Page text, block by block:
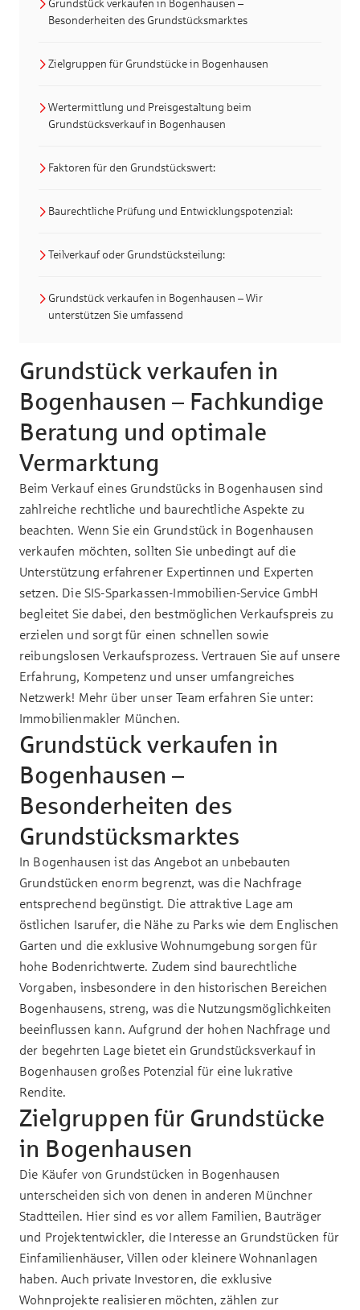
Grundstück verkaufen in Bogenhausen –
Besonderheiten des Grundstücksmarktes
Zielgruppen für Grundstücke in Bogenhausen
Wertermittlung und Preisgestaltung beim
Grundstücksverkauf in Bogenhausen
Faktoren für den Grundstückswert:
Baurechtliche Prüfung und Entwicklungspotenzial:
Teilverkauf oder Grundstücksteilung:
Grundstück verkaufen in Bogenhausen – Wir
unterstützen Sie umfassend
Grundstück verkaufen in
Bogenhausen – Fachkundige
Beratung und optimale
Vermarktung
Beim Verkauf eines Grundstücks in Bogenhausen sind
zahlreiche rechtliche und baurechtliche Aspekte zu
beachten. Wenn Sie ein Grundstück in Bogenhausen
verkaufen möchten, sollten Sie unbedingt auf die
Unterstützung erfahrener Expertinnen und Experten
setzen. Die SIS-Sparkassen-Immobilien-Service GmbH
begleitet Sie dabei, den bestmöglichen Verkaufspreis zu
erzielen und sorgt für einen schnellen sowie
reibungslosen Verkaufsprozess. Vertrauen Sie auf unsere
Erfahrung, Kompetenz und unser umfangreiches
Netzwerk! Mehr über unser Team erfahren Sie unter:
Immobilienmakler München.
Grundstück verkaufen in
Bogenhausen –
Besonderheiten des
Grundstücksmarktes
In Bogenhausen ist das Angebot an unbebauten
Grundstücken enorm begrenzt, was die Nachfrage
entsprechend begünstigt. Die attraktive Lage am
östlichen Isarufer, die Nähe zu Parks wie dem Englischen
Garten und die exklusive Wohnumgebung sorgen für
hohe Bodenrichtwerte. Zudem sind baurechtliche
Vorgaben, insbesondere in den historischen Bereichen
Bogenhausens, streng, was die Nutzungsmöglichkeiten
beeinflussen kann. Aufgrund der hohen Nachfrage und
der begehrten Lage bietet ein Grundstücksverkauf in
Bogenhausen großes Potenzial für eine lukrative
Rendite.
Zielgruppen für Grundstücke
in Bogenhausen
Die Käufer von Grundstücken in Bogenhausen
unterscheiden sich von denen in anderen Münchner
Stadtteilen. Hier sind es vor allem Familien, Bauträger
und Projektentwickler, die Interesse an Grundstücken für
Einfamilienhäuser, Villen oder kleinere Wohnanlagen
haben. Auch private Investoren, die exklusive
Wohnprojekte realisieren möchten, zählen zur